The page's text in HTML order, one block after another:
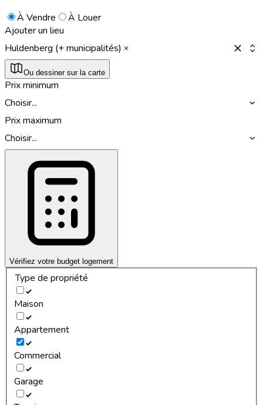
À Vendre
À Louer
Ajouter un lieu
Huldenberg (+ municipalités)
Ou dessiner sur la carte
Prix minimum
Choisir...
Prix maximum
Choisir...
Vérifiez votre budget logement
Type de propriété
Maison
Appartement
Commercial
Garage